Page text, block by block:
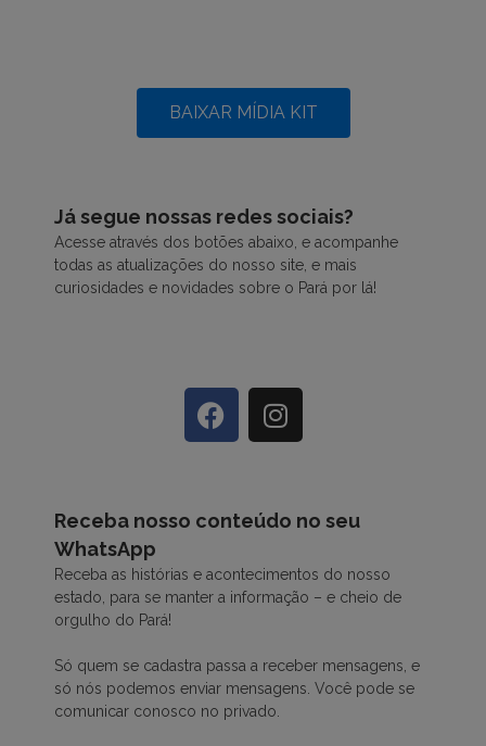
BAIXAR MÍDIA KIT
Já segue nossas redes sociais?
Acesse através dos botões abaixo, e acompanhe
todas as atualizações do nosso site, e mais
curiosidades e novidades sobre o Pará por lá!
Receba nosso conteúdo no seu
WhatsApp
Receba as histórias e acontecimentos do nosso
estado, para se manter a informação – e cheio de
orgulho do Pará!
Só quem se cadastra passa a receber mensagens, e
só nós podemos enviar mensagens. Você pode se
comunicar conosco no privado.